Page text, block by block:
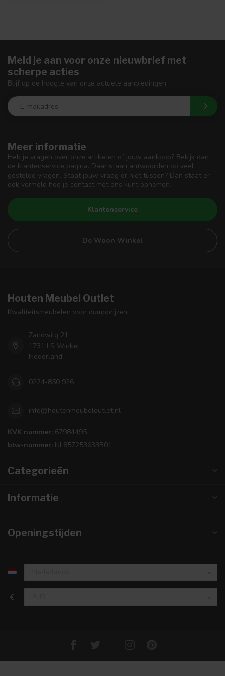
Meer informatie
Heb je vragen over onze artikelen of jouw aankoop? Bekijk dan
de klantenservice pagina. Daar staan antwoorden op veel
gestelde vragen. Staat jouw vraag er niet tussen? Dan staat er
ook vermeld hoe je contact met ons kunt opnemen.
Klantenservice
De Woon Winkel
Meld je aan voor onze nieuwbrief met
scherpe acties
Blijf op de hoogte van onze actuele aanbiedingen
Houten Meubel Outlet
Kwaliteitsmeubelen voor dumpprijzen
Zandwilg 21
1731 LS Winkel
Nederland
0224-850 926
info@houtenmeubeloutlet.nl
KVK nummer: 67984495
btw-nummer: NL857253633B01
Categorieën
Informatie
Openingstijden
€